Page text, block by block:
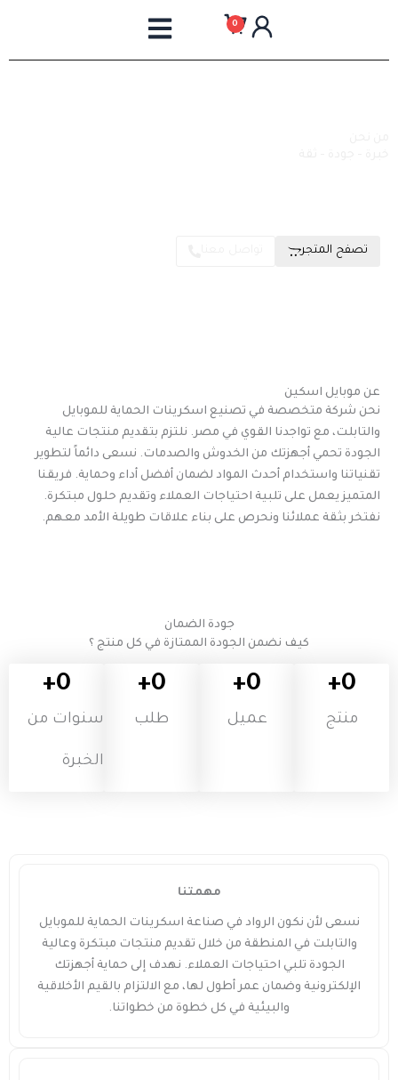
0
تصفح المتجر
عن موبايل اسكين
نحن شركة متخصصة في تصنيع اسكرينات الحماية للموبايل
والتابلت، مع تواجدنا القوي في مصر. نلتزم بتقديم منتجات عالية
الجودة تحمي أجهزتك من الخدوش والصدمات. نسعى دائماً لتطوير
تقنياتنا واستخدام أحدث المواد لضمان أفضل أداء وحماية. فريقنا
المتميز يعمل على تلبية احتياجات العملاء وتقديم حلول مبتكرة.
نفتخر بثقة عملائنا ونحرص على بناء علاقات طويلة الأمد معهم.
جودة الضمان
كيف نضمن الجودة الممتازة في كل منتج ؟
منتج
0
+
عميل
0
+
طلب
0
+
سنوات من
الخبرة
0
+
مهمتنا
نسعى لأن نكون الرواد في صناعة اسكرينات الحماية للموبايل
والتابلت في المنطقة من خلال تقديم منتجات مبتكرة وعالية
الجودة تلبي احتياجات العملاء. نهدف إلى حماية أجهزتك
الإلكترونية وضمان عمر أطول لها، مع الالتزام بالقيم الأخلاقية
والبيئية في كل خطوة من خطواتنا.